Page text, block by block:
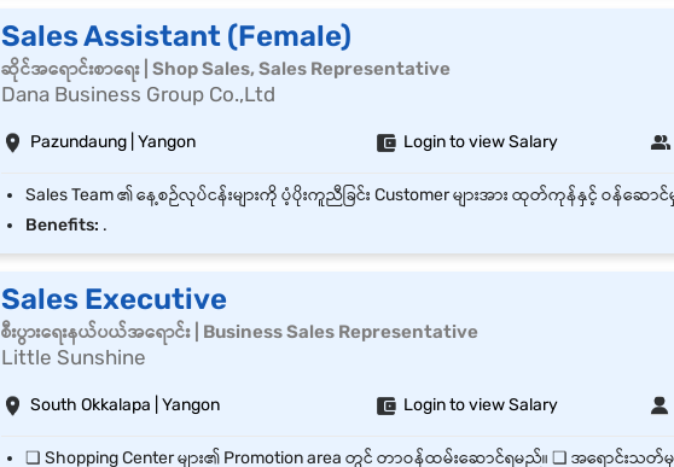
Sales Assistant (Female)
ဆိုင်အရောင်းစာရေး | Shop Sales, Sales Representative
Dana Business Group Co.,Ltd
Pazundaung | Yangon Login to view Salary
Benefits: .
Sales Executive
စီးပွားရေးနယ်ပယ်အရောင်း | Business Sales Representative
Little Sunshine
South Okkalapa | Yangon Login to view Salary